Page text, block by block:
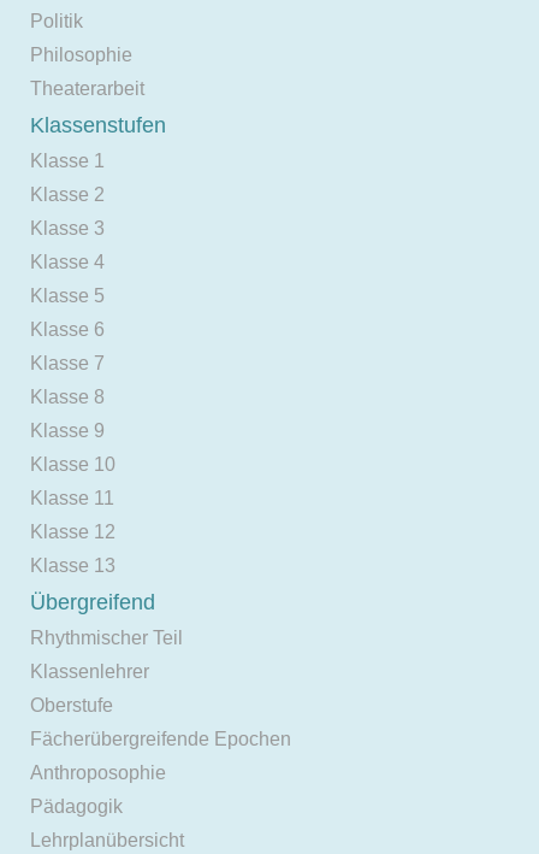
Politik
Philosophie
Theaterarbeit
Klassenstufen
Klasse 1
Klasse 2
Klasse 3
Klasse 4
Klasse 5
Klasse 6
Klasse 7
Klasse 8
Klasse 9
Klasse 10
Klasse 11
Klasse 12
Klasse 13
Übergreifend
Rhythmischer Teil
Klassenlehrer
Oberstufe
Fächerübergreifende Epochen
Anthroposophie
Pädagogik
Lehrplanübersicht